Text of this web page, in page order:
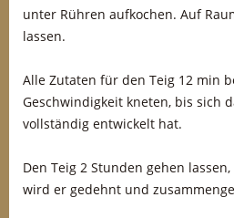
unter Rühren aufkochen. Auf
lassen.
Alle Zutaten für den Teig 12 min
Geschwindigkeit kneten, bis sich
vollständig entwickelt hat.
Den Teig 2 Stunden gehen
wird er gedehnt und